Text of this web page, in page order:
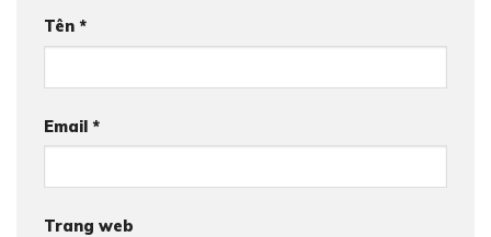
Tên *
Email *
Trang web